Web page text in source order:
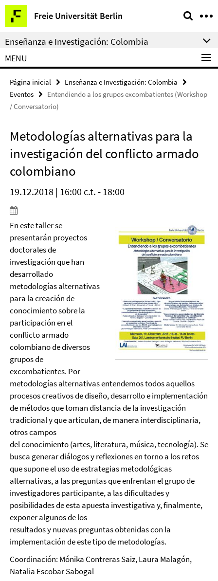
Springe
direkt
zu
Inhalt
Freie Universität Berlin
Herramientas
de
navegación
Enseñanza e Investigación: Colombia
MENU
Página inicial
Enseñanza e Investigación: Colombia
Eventos
Entendiendo a los grupos excombatientes (Workshop
/ Conversatorio)
Metodologías alternativas para la
investigación del conflicto armado
colombiano
19.12.2018 | 16:00 c.t. - 18:00
En este taller se
presentarán proyectos
doctorales de
investigación que han
desarrollado
metodologías alternativas
para la creación de
conocimiento sobre la
participación en el
conflicto armado
colombiano de diversos
grupos de
excombatientes. Por
metodologías alternativas entendemos todos aquellos
procesos creativos de diseño, desarrollo e implementación
de métodos que toman distancia de la investigación
tradicional y que articulan, de manera interdisciplinaria,
otros campos
del conocimiento (artes, literatura, música, tecnología). Se
busca generar diálogos y reflexiones en torno a los retos
que supone el uso de estrategias metodológicas
alternativas, a las preguntas que enfrentan el grupo de
investigadores participante, a las dificultades y
posibilidades de esta apuesta investigativa y, finalmente,
exponer algunos de los
resultados y nuevas preguntas obtenidas con la
implementación de este tipo de metodologías.
Coordinación: Mónika Contreras Saiz, Laura Malagón,
Natalia Escobar Sabogal